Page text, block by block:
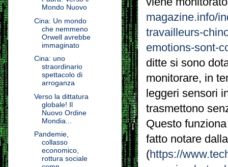
magazine.info/
travailleurs-
emotions-sont-
ditte si sono
monitorare, in
leggeri sensori
trasmettono
Questo
fatto notare
(https://
Mondo Nuovo
Cina: Un mondo
che nemmeno
Orwell avrebbe
immaginato
Cina: uno
straordinario
spettacolo di
arroganza
Verso la dittatura
globale! Il
Nuovo Ordine
Mondia...
Pandemie,
collasso
economico,
rottura sociale